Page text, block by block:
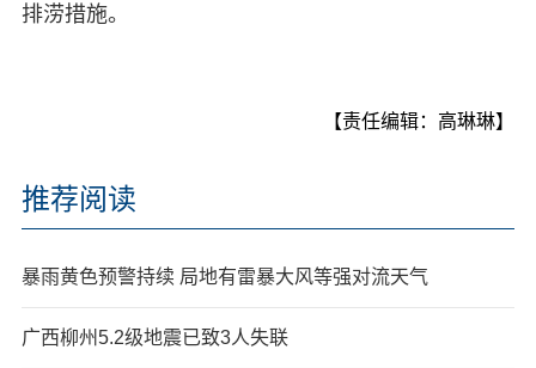
排涝措施。
【责任编辑：高琳琳】
推荐阅读
暴雨黄色预警持续 局地有雷暴大风等强对流天气
广西柳州5.2级地震已致3人失联